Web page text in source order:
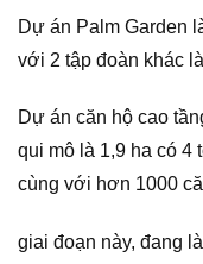
Dự án Palm Garden
với 2 tập đoàn khác
Dự án căn hộ cao
qui mô là 1,9 ha có 4
cùng với hơn 1000
giai đoạn này, đang